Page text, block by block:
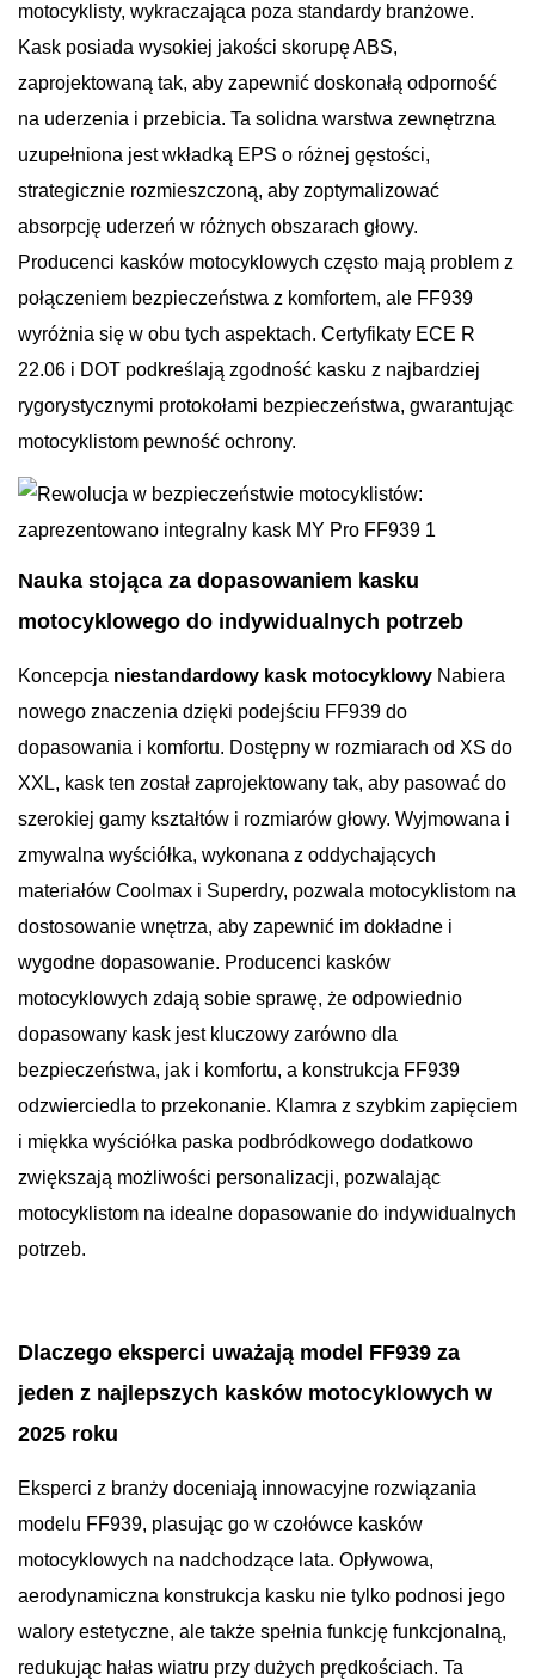
motocyklisty, wykraczająca poza standardy branżowe.
Kask posiada wysokiej jakości skorupę ABS,
zaprojektowaną tak, aby zapewnić doskonałą odporność
na uderzenia i przebicia. Ta solidna warstwa zewnętrzna
uzupełniona jest wkładką EPS o różnej gęstości,
strategicznie rozmieszczoną, aby zoptymalizować
absorpcję uderzeń w różnych obszarach głowy.
Producenci kasków motocyklowych często mają problem z
połączeniem bezpieczeństwa z komfortem, ale FF939
wyróżnia się w obu tych aspektach. Certyfikaty ECE R
22.06 i DOT podkreślają zgodność kasku z najbardziej
rygorystycznymi protokołami bezpieczeństwa, gwarantując
motocyklistom pewność ochrony.
Nauka stojąca za dopasowaniem kasku
motocyklowego do indywidualnych potrzeb
Koncepcja niestandardowy kask motocyklowy Nabiera
nowego znaczenia dzięki podejściu FF939 do
dopasowania i komfortu. Dostępny w rozmiarach od XS do
XXL, kask ten został zaprojektowany tak, aby pasować do
szerokiej gamy kształtów i rozmiarów głowy. Wyjmowana i
zmywalna wyściółka, wykonana z oddychających
materiałów Coolmax i Superdry, pozwala motocyklistom na
dostosowanie wnętrza, aby zapewnić im dokładne i
wygodne dopasowanie. Producenci kasków
motocyklowych zdają sobie sprawę, że odpowiednio
dopasowany kask jest kluczowy zarówno dla
bezpieczeństwa, jak i komfortu, a konstrukcja FF939
odzwierciedla to przekonanie. Klamra z szybkim zapięciem
i miękka wyściółka paska podbródkowego dodatkowo
zwiększają możliwości personalizacji, pozwalając
motocyklistom na idealne dopasowanie do indywidualnych
potrzeb.
Dlaczego eksperci uważają model FF939 za
jeden z najlepszych kasków motocyklowych w
2025 roku
Eksperci z branży doceniają innowacyjne rozwiązania
modelu FF939, plasując go w czołówce kasków
motocyklowych na nadchodzące lata. Opływowa,
aerodynamiczna konstrukcja kasku nie tylko podnosi jego
walory estetyczne, ale także spełnia funkcję funkcjonalną,
redukując hałas wiatru przy dużych prędkościach. Ta